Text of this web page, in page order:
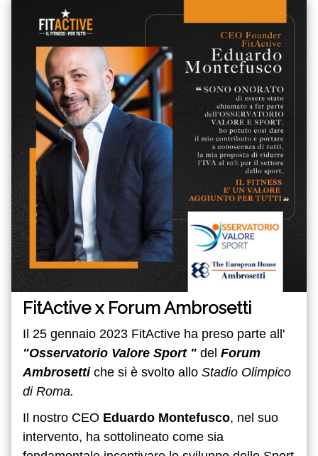
FitActive x Forum Ambrosetti
Il 25 gennaio 2023 FitActive ha preso parte all'
"Osservatorio Valore Sport " del Forum
Ambrosettiche si è svolto allo Stadio Olimpico
di Roma.
Il nostro CEO Eduardo Montefusco, nel suo
intervento, ha sottolineato come sia